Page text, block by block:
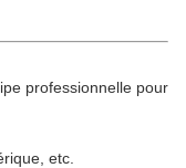
professionnelle pour
etc.